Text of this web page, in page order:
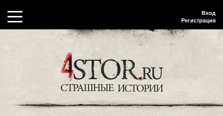
Вход
Регистрация